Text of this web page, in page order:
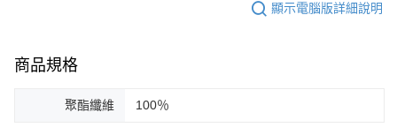
顯示電腦版詳細說明
商品規格
聚酯纖維 100％